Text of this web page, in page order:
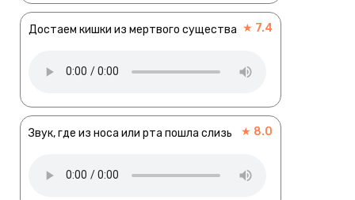
Достаем кишки из мертвого существа ★ 7.4
Звук, где из носа или рта пошла слизь ★ 8.0